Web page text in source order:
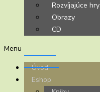
Rozvíjajúce hry
Obrazy
CD
Menu
Úvod
Eshop